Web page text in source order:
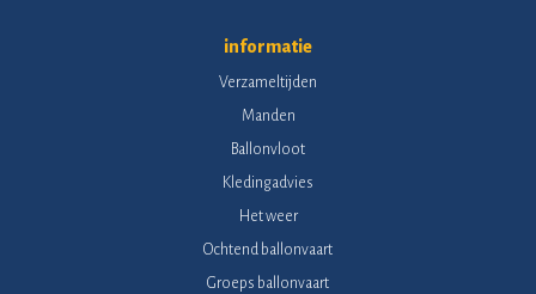
informatie
Verzameltijden
Manden
Ballonvloot
Kledingadvies
Het weer
Ochtend ballonvaart
Groeps ballonvaart